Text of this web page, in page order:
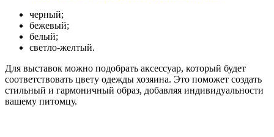
черный;
бежевый;
белый;
светло-желтый.
Для выставок можно подобрать аксессуар, который будет
соответствовать цвету одежды хозяина. Это поможет создать
стильный и гармоничный образ, добавляя индивидуальности
вашему питомцу.